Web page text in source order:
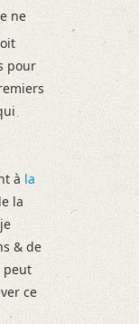
ne
pour
à la
la
& de
peut
ce